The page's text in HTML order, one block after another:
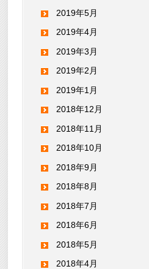
2019年5月
2019年4月
2019年3月
2019年2月
2019年1月
2018年12月
2018年11月
2018年10月
2018年9月
2018年8月
2018年7月
2018年6月
2018年5月
2018年4月